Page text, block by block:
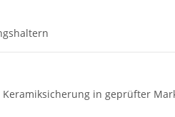
Keramiksicherung in geprüfter